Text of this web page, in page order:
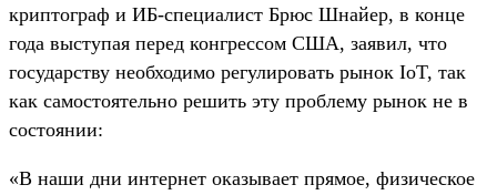
криптограф и ИБ-специалист Брюс Шнайер, в конце
года выступая перед конгрессом США, заявил, что
государству необходимо регулировать рынок IoT, так
как самостоятельно решить эту проблему рынок не в
состоянии:
«В наши дни интернет оказывает прямое, физическое